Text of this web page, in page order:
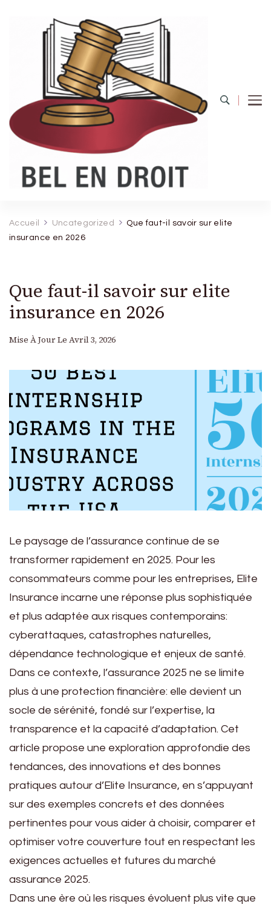
Accueil Uncategorized
Que faut-il savoir sur elite
insurance en 2026
Que faut-il savoir sur elite
insurance en 2026
Mise À Jour Le Avril 3, 2026
Le paysage de l’assurance continue de se
transformer rapidement en 2025. Pour les
consommateurs comme pour les entreprises, Elite
Insurance incarne une réponse plus sophistiquée
et plus adaptée aux risques contemporains:
cyberattaques, catastrophes naturelles,
dépendance technologique et enjeux de santé.
Dans ce contexte, l’assurance 2025 ne se limite
plus à une protection financière: elle devient un
socle de sérénité, fondé sur l’expertise, la
transparence et la capacité d’adaptation. Cet
article propose une exploration approfondie des
tendances, des innovations et des bonnes
pratiques autour d’Elite Insurance, en s’appuyant
sur des exemples concrets et des données
pertinentes pour vous aider à choisir, comparer et
optimiser votre couverture tout en respectant les
exigences actuelles et futures du marché
assurance 2025.
Dans une ère où les risques évoluent plus vite que